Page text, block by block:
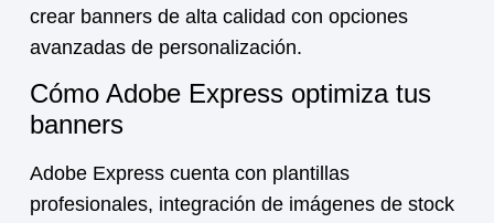
crear banners de alta calidad con opciones
avanzadas de personalización.
Cómo Adobe Express optimiza tus
banners
Adobe Express cuenta con plantillas
profesionales, integración de imágenes de stock